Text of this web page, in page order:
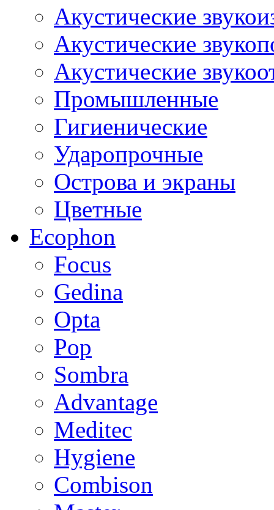
Акустические
Акустические
Акустические
Промышленные
Гигиенические
Ударопрочные
Острова и экраны
Цветные
Ecophon
Focus
Gedina
Opta
Pop
Sombra
Advantage
Meditec
Hygiene
Combison